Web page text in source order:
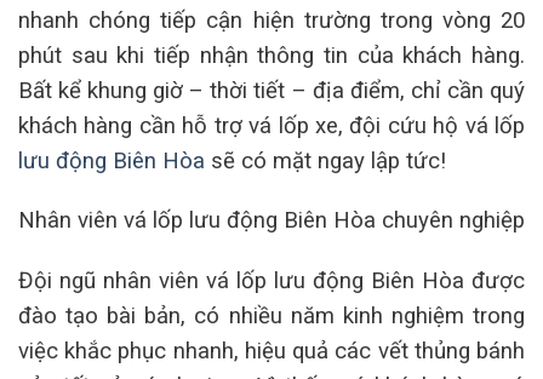
nhanh chóng tiếp cận hiện trường trong vòng 20
phút sau khi tiếp nhận thông tin của khách hàng.
Bất kể khung giờ – thời tiết – địa điểm, chỉ cần quý
khách hàng cần hỗ trợ vá lốp xe, đội cứu hộ vá lốp
lưu động Biên Hòa sẽ có mặt ngay lập tức!
Nhân viên vá lốp lưu động Biên Hòa chuyên nghiệp
Đội ngũ nhân viên vá lốp lưu động Biên Hòa được
đào tạo bài bản, có nhiều năm kinh nghiệm trong
việc khắc phục nhanh, hiệu quả các vết thủng bánh